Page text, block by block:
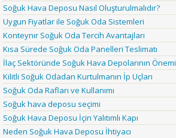
Soğuk Hava Deposu Nasıl Oluşturulmalıdır?
Uygun Fiyatlar ile Soğuk Oda Sistemleri
Konteynır Soğuk Oda Tercih Avantajları
Kısa Sürede Soğuk Oda Panelleri Teslimatı
İlaç Sektöründe Soğuk Hava Depolarının Önemi
Kilitli Soğuk Odadan Kurtulmanın İp Uçları
Soğuk Oda Rafları ve Kullanımı
Soğuk hava deposu seçimi
Soğuk Hava Deposu İçin Yalıtımlı Kapı
Neden Soğuk Hava Deposu İhtiyacı